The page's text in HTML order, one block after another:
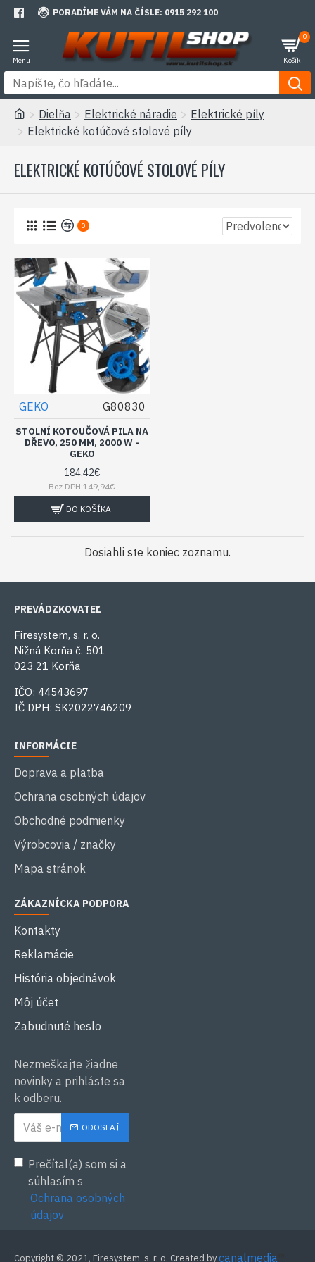
PORADÍME VÁM NA ČÍSLE: 0915 292 100
0
Dielňa Elektrické náradie
Elektrické píly
Elektrické kotúčové stolové píly
ELEKTRICKÉ KOTÚČOVÉ STOLOVÉ PÍLY
0
GEKO G80830
STOLNÍ KOTOUČOVÁ PILA NA
DŘEVO, 250 MM, 2000 W -
GEKO
184,42€
Bez DPH:149,94€
DO KOŠÍKA
Dosiahli ste koniec zoznamu.
PREVÁDZKOVATEĽ
Firesystem, s. r. o.
Nižná Korňa č. 501
023 21 Korňa
IČO: 44543697
IČ DPH: SK2022746209
INFORMÁCIE
Doprava a platba
Ochrana osobných údajov
Obchodné podmienky
Výrobcovia / značky
Mapa stránok
ZÁKAZNÍCKA PODPORA
Kontakty
Reklamácie
História objednávok
Môj účet
Zabudnuté heslo
Nezmeškajte žiadne
novinky a prihláste sa
k odberu.
ODOSLAŤ
Prečítal(a) som si a
súhlasím s
Ochrana osobných
údajov
Copyright © 2021, Firesystem, s. r. o. Created bycanalmedia